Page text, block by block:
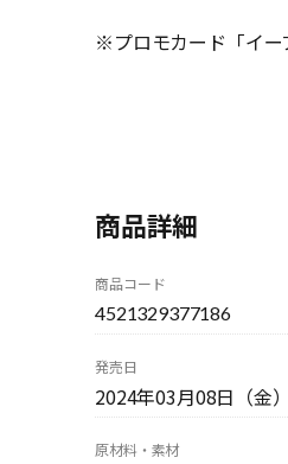
※プロモカード「イー
商品詳細
商品コード
4521329377186
発売日
2024年03月08日（
原材料・素材